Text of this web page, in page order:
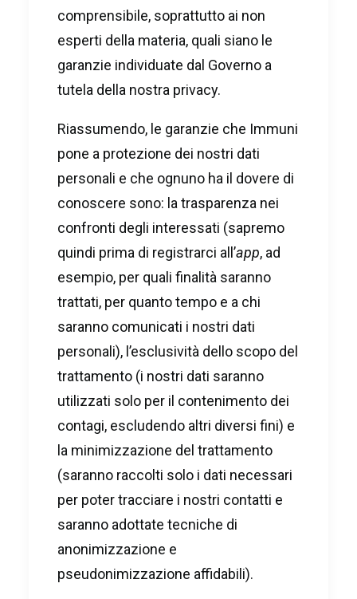
comprensibile, soprattutto ai non
esperti della materia, quali siano le
garanzie individuate dal Governo a
tutela della nostra privacy.
Riassumendo, le garanzie che Immuni
pone a protezione dei nostri dati
personali e che ognuno ha il dovere di
conoscere sono: la trasparenza nei
confronti degli interessati (sapremo
quindi prima di registrarci all’app, ad
esempio, per quali finalità saranno
trattati, per quanto tempo e a chi
saranno comunicati i nostri dati
personali), l’esclusività dello scopo del
trattamento (i nostri dati saranno
utilizzati solo per il contenimento dei
contagi, escludendo altri diversi fini) e
la minimizzazione del trattamento
(saranno raccolti solo i dati necessari
per poter tracciare i nostri contatti e
saranno adottate tecniche di
anonimizzazione e
pseudonimizzazione affidabili).